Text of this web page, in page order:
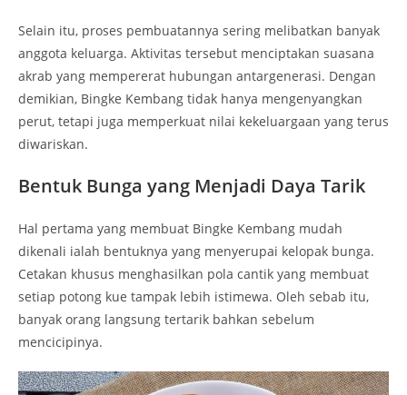
Selain itu, proses pembuatannya sering melibatkan banyak
anggota keluarga. Aktivitas tersebut menciptakan suasana
akrab yang mempererat hubungan antargenerasi. Dengan
demikian, Bingke Kembang tidak hanya mengenyangkan
perut, tetapi juga memperkuat nilai kekeluargaan yang terus
diwariskan.
Bentuk Bunga yang Menjadi Daya Tarik
Hal pertama yang membuat Bingke Kembang mudah
dikenali ialah bentuknya yang menyerupai kelopak bunga.
Cetakan khusus menghasilkan pola cantik yang membuat
setiap potong kue tampak lebih istimewa. Oleh sebab itu,
banyak orang langsung tertarik bahkan sebelum
mencicipinya.